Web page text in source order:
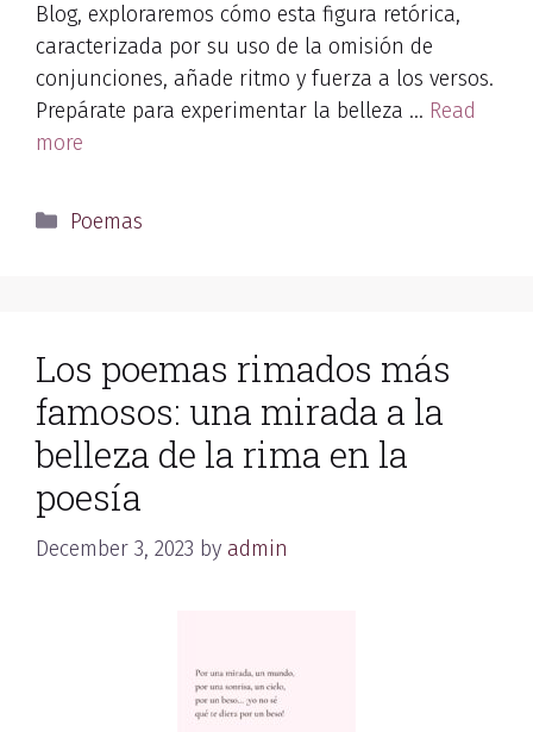
Blog, exploraremos cómo esta figura retórica,
caracterizada por su uso de la omisión de
conjunciones, añade ritmo y fuerza a los versos.
Prepárate para experimentar la belleza … Read
more
Categories
Poemas
Los poemas rimados más
famosos: una mirada a la
belleza de la rima en la
poesía
December 3, 2023 by admin